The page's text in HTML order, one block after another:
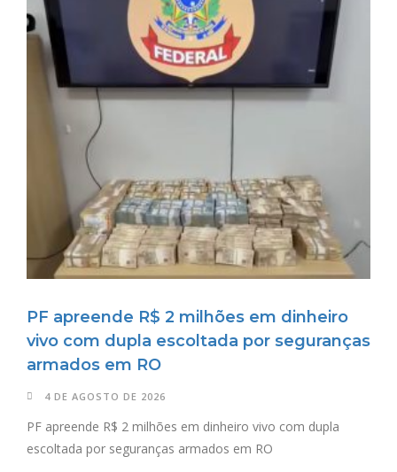
PF apreende R$ 2 milhões em dinheiro
vivo com dupla escoltada por seguranças
armados em RO
4 DE AGOSTO DE 2026
PF apreende R$ 2 milhões em dinheiro vivo com dupla
escoltada por seguranças armados em RO